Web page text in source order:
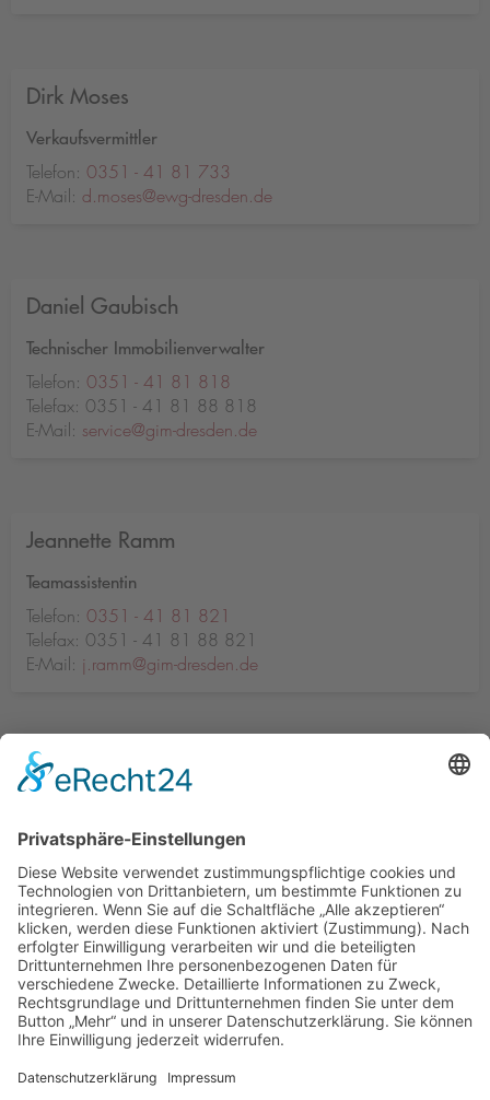
Dirk Moses
Verkaufsvermittler
Telefon: 0351 - 41 81 733
E-Mail: d.moses@ewg-dresden.de
Daniel Gaubisch
Technischer Immobilienverwalter
Telefon: 0351 - 41 81 818
Telefax: 0351 - 41 81 88 818
E-Mail: service@gim-dresden.de
Jeannette Ramm
Teamassistentin
Telefon: 0351 - 41 81 821
Telefax: 0351 - 41 81 88 821
E-Mail: j.ramm@gim-dresden.de
Sie haben Fragen? Wir
antworten!
Nutzen Sie ganz einfach unserAnfrageformular .